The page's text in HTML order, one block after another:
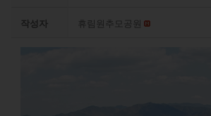
작성자 휴림원추모공원